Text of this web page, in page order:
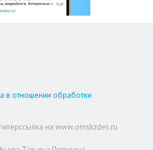
в отношении обработки
на www.omskzdes.ru